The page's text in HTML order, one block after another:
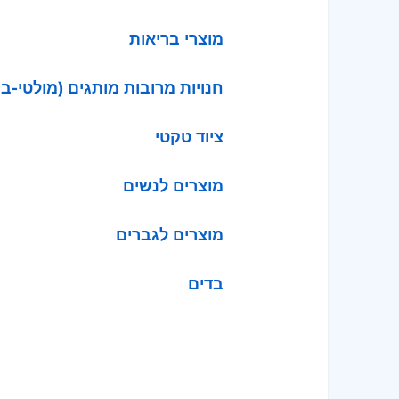
מוצרי בריאות
חנויות מרובות מותגים (מולטי-
ציוד טקטי
מוצרים לנשים
מוצרים לגברים
בדים